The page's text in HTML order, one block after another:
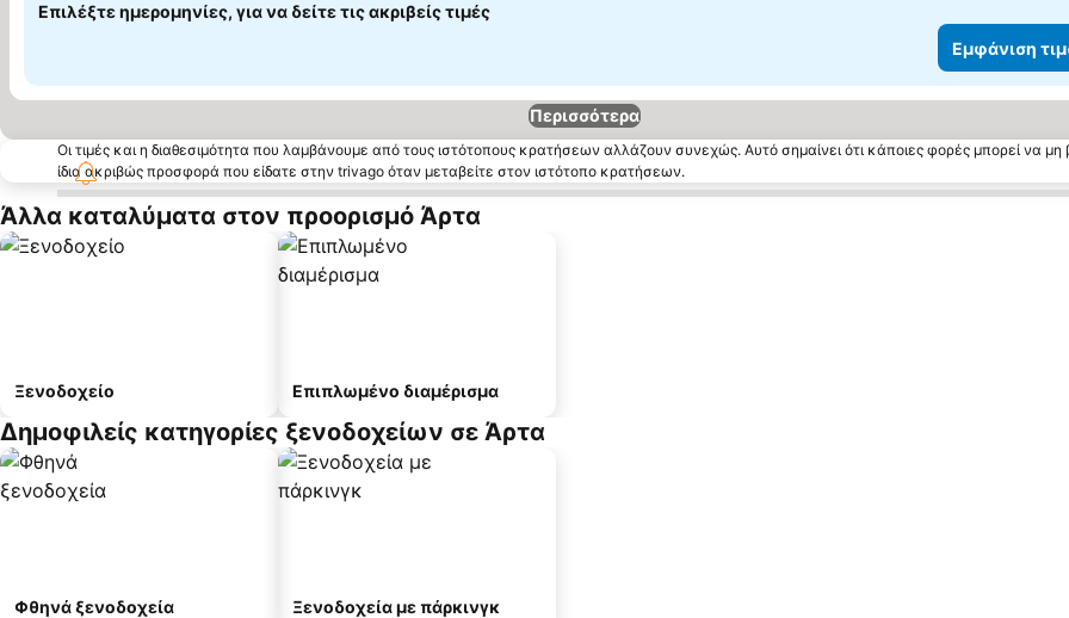
Επιλέξτε ημερομηνίες, για να δείτε τις ακριβείς τιμές
Εμφάνιση
Περισσότερα
Οι τιμές και η διαθεσιμότητα που λαμβάνουμε από τους ιστότοπους κρατήσεων αλλάζουν συνεχώς. Αυτό σημαίνει ότι κάποιες φορές μπορεί να μη
ίδια ακριβώς προσφορά που είδατε στην trivago όταν μεταβείτε στον ιστότοπο κρατήσεων.
Άλλα καταλύματα στον προορισμό Άρτα
Ξενοδοχείο Επιπλωμένο διαμέρισμα
Δημοφιλείς κατηγορίες ξενοδοχείων σε Άρτα
Φθηνά ξενοδοχεία Ξενοδοχεία με πάρκινγκ